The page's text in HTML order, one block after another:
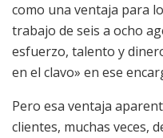
como una ventaja para
trabajo de seis a ocho
esfuerzo, talento y
en el clavo» en ese
Pero esa ventaja
clientes, muchas veces,